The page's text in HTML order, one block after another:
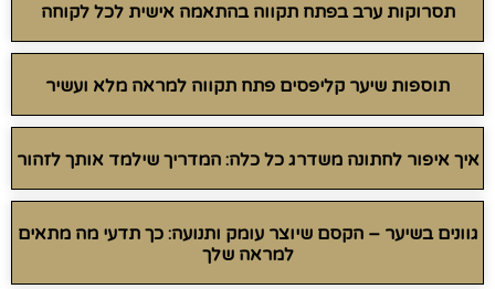
תסרוקות ערב בפתח תקווה בהתאמה אישית לכל לקוחה
תוספות שיער קליפסים פתח תקווה למראה מלא ועשיר
איך איפור לחתונה משדרג כל כלה: המדריך שילמד אותך לזהור
גוונים בשיער – הקסם שיוצר עומק ותנועה: כך תדעי מה מתאים
למראה שלך